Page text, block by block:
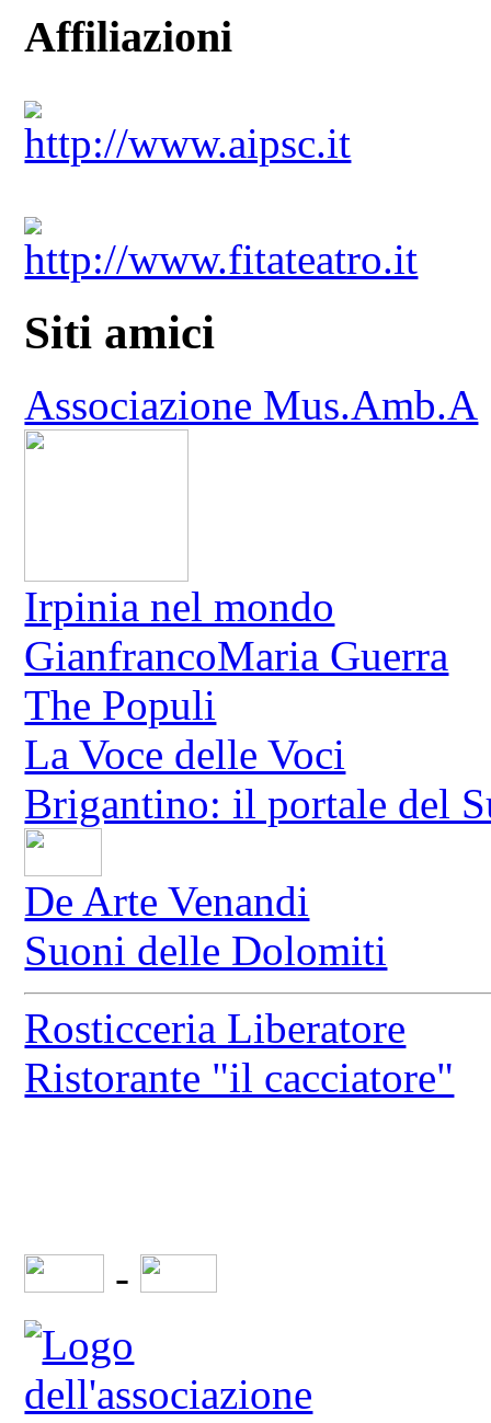
Affiliazioni
http://www.aipsc.it
http://www.fitateatro.it
Siti amici
Associazione Mus.Amb.A
Irpinia nel mondo
GianfrancoMaria Guerra
The Populi
La Voce delle Voci
Brigantino: il portale del
De Arte Venandi
Suoni delle Dolomiti
Rosticceria Liberatore
Ristorante "il cacciatore"
-